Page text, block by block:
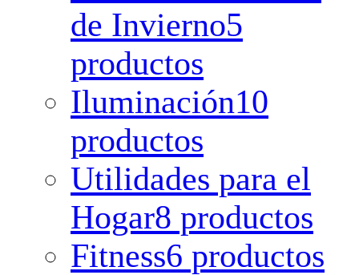
de Invierno5
productos
Iluminación10
productos
Utilidades para el
Hogar8 productos
Fitness6 productos